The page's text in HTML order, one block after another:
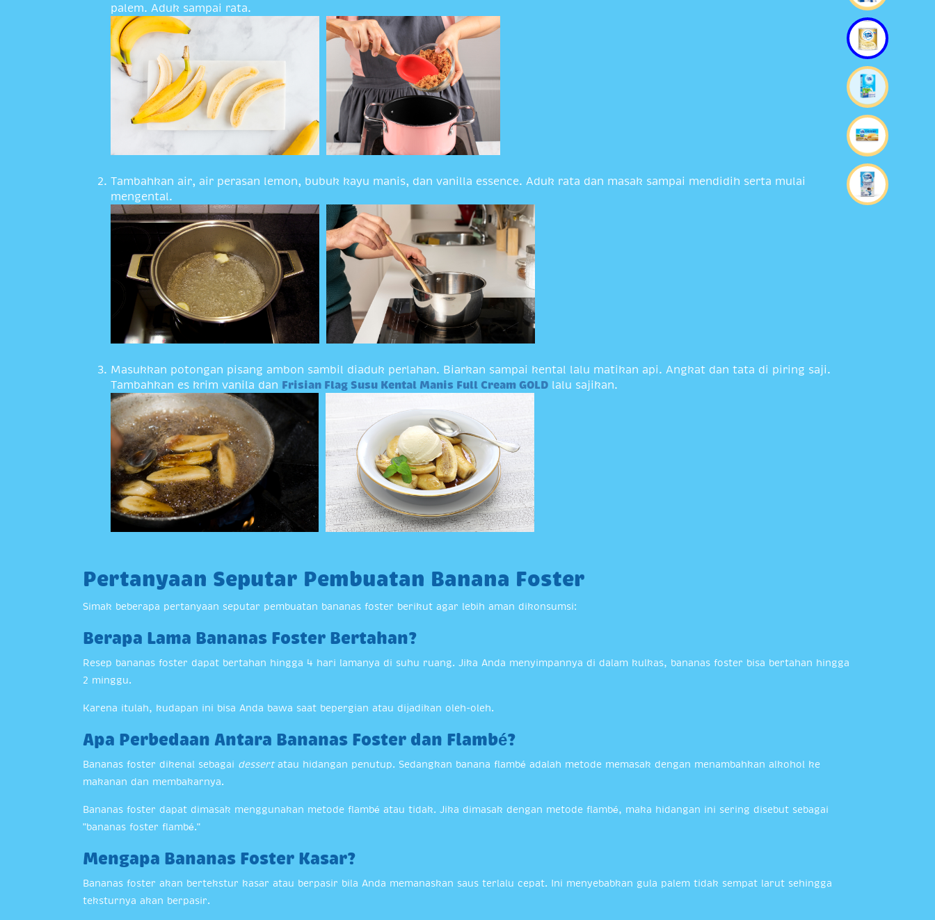
palem. Aduk sampai rata.
Tambahkan air, air perasan lemon, bubuk kayu manis, dan vanilla essence. Aduk rata dan masak sampai mendidih serta mulai
mengental.
Masukkan potongan pisang ambon sambil diaduk perlahan. Biarkan sampai kental lalu matikan api. Angkat dan tata di piring saji.
Tambahkan es krim vanila dan
Frisian Flag Susu Kental Manis Full Cream GOLD lalu sajikan.
Pertanyaan Seputar Pembuatan Banana Foster
Simak beberapa pertanyaan seputar pembuatan bananas foster berikut agar lebih aman dikonsumsi:
Berapa Lama Bananas Foster Bertahan?
Resep bananas foster dapat bertahan hingga 4 hari lamanya di suhu ruang. Jika Anda menyimpannya di dalam kulkas, bananas foster bisa bertahan hingga
2 minggu.
Karena itulah, kudapan ini bisa Anda bawa saat bepergian atau dijadikan oleh-oleh.
Apa Perbedaan Antara Bananas Foster dan Flambé?
Bananas foster dikenal sebagai dessertatau hidangan penutup. Sedangkan banana flambé adalah metode memasak dengan menambahkan alkohol ke
makanan dan membakarnya.
Bananas foster dapat dimasak menggunakan metode flambé atau tidak. Jika dimasak dengan metode flambé, maka hidangan ini sering disebut sebagai
"bananas foster flambé."
Mengapa Bananas Foster Kasar?
Bananas foster akan bertekstur kasar atau berpasir bila Anda memanaskan saus terlalu cepat. Ini menyebabkan gula palem tidak sempat larut sehingga
teksturnya akan berpasir.